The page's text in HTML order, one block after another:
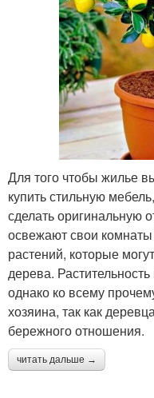
Для того чтобы жилье
купить стильную
сделать оригинальную
освежают свои
растений, которые
дерева.
однако ко всему
хозяина, так как
бережного отношения.
читать дальше →